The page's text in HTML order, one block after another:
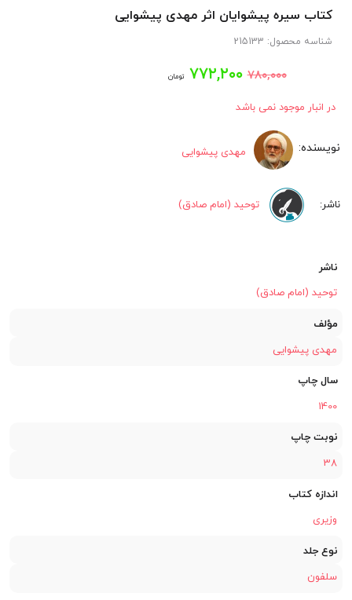
کتاب سیره پیشوایان اثر مهدی پیشوایی
شناسه محصول: 215133
۷۸۰,۰۰۰ قیمت
اصلی:
بود.
۷۷۲,۲۰۰ تومانقیمت
در انبار موجود نمی باشد
مهدی پیشوایی
توحید (امام صادق)
ناشر
توحید (امام صادق)
مؤلف
مهدی پیشوایی
سال چاپ
1400
نوبت چاپ
38
اندازه کتاب
وزیری
نوع جلد
سلفون